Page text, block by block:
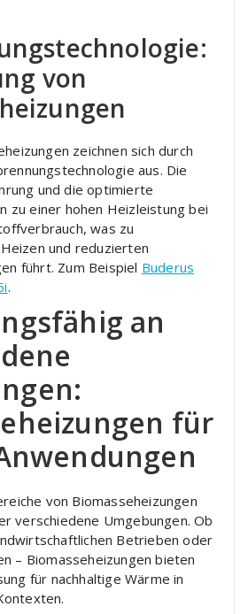
von
zeichnen sich durch
aus. Die
und die optimierte
zu einer hohen Heizleistung bei
was zu
und reduzierten
führt. Zum Beispiel Buderus
.
an
für
von Biomasseheizungen
verschiedene Umgebungen. Ob
Betrieben oder
– Biomasseheizungen bieten
für nachhaltige Wärme in